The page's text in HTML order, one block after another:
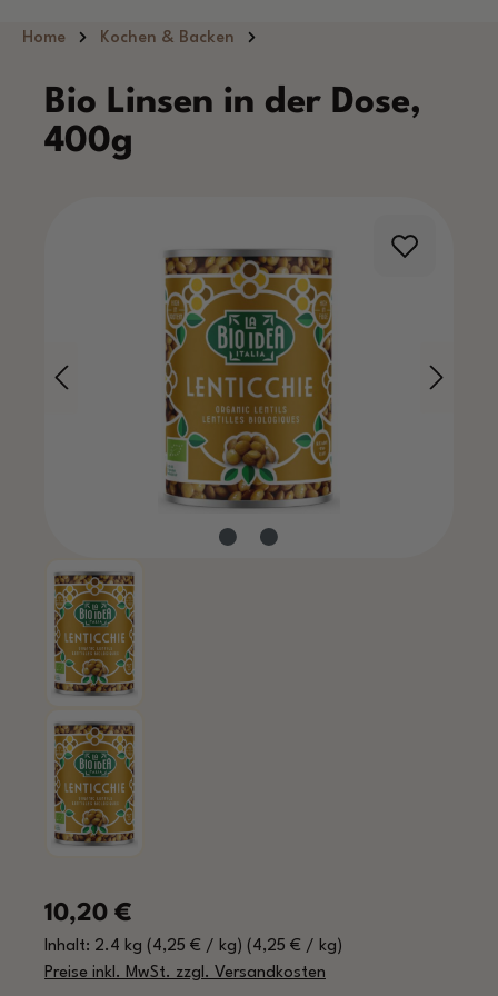
Hauptinhalt springen
Home Kochen & Backen
Bio Linsen in der Dose,
400g
Regulärer Preis:
10,20 €
Inhalt: 2.4 kg (4,25 € / kg) (4,25 € / kg)
Preise inkl. MwSt. zzgl. Versandkosten